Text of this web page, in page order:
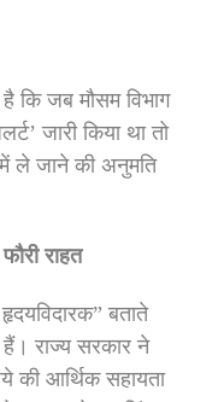
कि जब मौसम विभाग
जारी किया था तो
ले जाने की अनुमति
राहत
बताते
राज्य सरकार ने
की आर्थिक सहायता